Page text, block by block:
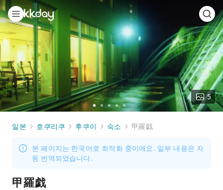
Go
to
1
Go
2
Go
to
3
Go
4
Go
5
5
일본 호쿠리쿠 후쿠이 숙소 甲羅戯
본 페이지는 한국어로 최적화 중이에요. 일부 내용은 자
동 번역되었습니다.
甲羅戯